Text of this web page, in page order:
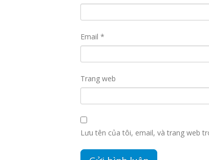
Email *
Trang web
Lưu tên của tôi, email, và trang web